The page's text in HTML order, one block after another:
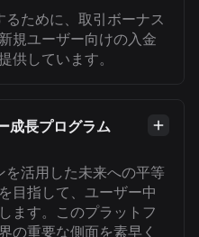
ために、取引ボーナス
規ユーザー向けの入金
供しています。
成長プログラム
を活用した未来への平等
目指して、ユーザー中
ます。このプラットフ
の重要な側面を素早く